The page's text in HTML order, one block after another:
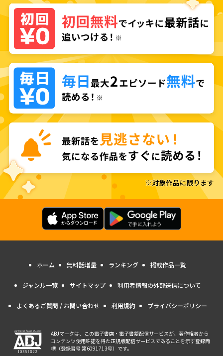
ホーム 無料話増量 ランキング 掲載作品一覧
ジャンル一覧 サイトマップ 利用者情報の外部送信について
よくあるご質問 / お問い合わせ 利用規約 プライバシーポリシー
ABJマークは、この電子書店・電子書籍配信サービスが、著作権者から
コンテンツ使用許諾を得た正規版配信サービスであることを示す登録商
標（登録番号 第6091713号）です。